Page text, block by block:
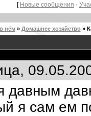
[ Новые сообщения ·
нём » Домашнее хозяйство »
давным
я сам ем